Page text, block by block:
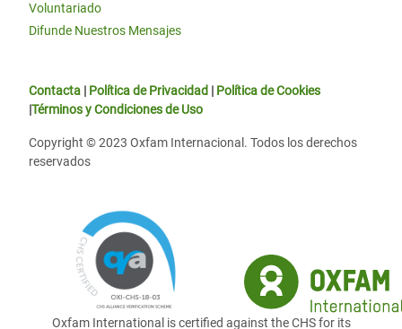
Voluntariado
Difunde Nuestros Mensajes
Contacta | Política de Privacidad | Política de Cookies
|Términos y Condiciones de Uso
Copyright © 2023 Oxfam Internacional. Todos los derechos
reservados
Oxfam International is certified against the CHS for its